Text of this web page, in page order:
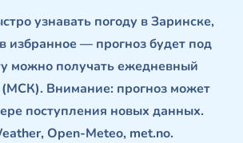
узнавать погоду в Заринске,
избранное — прогноз будет под
можно получать ежедневный
(МСК). Внимание: прогноз может
поступления новых данных.
Open-Meteo, met.no.